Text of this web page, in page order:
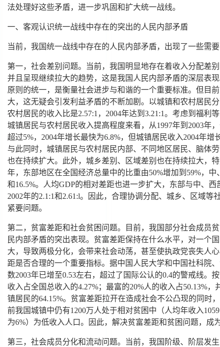
法处理好这些矛盾，进一步巩固和扩大统一战线。
一、客观认识统一战线中存在的突出的人民内部矛盾
当前，我国统一战线中存在的人民内部矛盾，出现了一些需
第一，社会差别问题。当前，我国明显地存在着收入分配差
并且呈现继续拉大的趋势，这是我国人民内部矛盾的深层表
原则的统一，是衡量社会进步与和谐的一个重要标准。但目
大，这无疑会引发利益矛盾的不断加剧。以城镇和农村居民
农村居民的收入比是2.57:1，2004年达到3.21:1。考虑到福利
城镇居民与农村居民收入提高程度来看，从1997年到2003年
超过5%，2004年增长最快为6.8%，但城镇居民收入2004年
与此同时，城镇居民与农村居民内部、不同地区居民、脑体
也在持续扩大。此外，城乡差别、区域差别也在持续拉大，
年，东部地区在全国经济总量中的比重由50%增加到59%，中
和16.5%。人均GDP的相对差距也进一步扩大，东部与中、西
2002年的2.1:1和2.61:l。因此，合理协调分配、城乡、区域
紧要问题。
第二，贫富差距和社会贫困问题。目前，我国部分社会成员
民内部矛盾的突出表现。贫富差距保持在什么水平，对一个
大，导致两极分化，会带来社会动荡，甚至使执政党丧失人
距是否合理的一个重要指标。据中国人民大学和中国社科院
数2003年已增至0.53左右，超过了国际公认的0.4的警戒线。
收入占全国总收入的4.27%；最富的20%人的收入占50.13%
镇居民的64.15%。贫富差距拉开在造成社会不公凸现的同时
前我国城镇中仍有1200万人处于相对贫困中（人均年收入
为6%）为低收入人口。因此，解决贫富差距和贫困问题，成
第三，社会成员分化和流动问题。当前，我国阶级、阶层发